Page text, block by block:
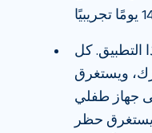
التطبيق. كل
ويستغرق
جهاز طفلي
يستغرق حظر